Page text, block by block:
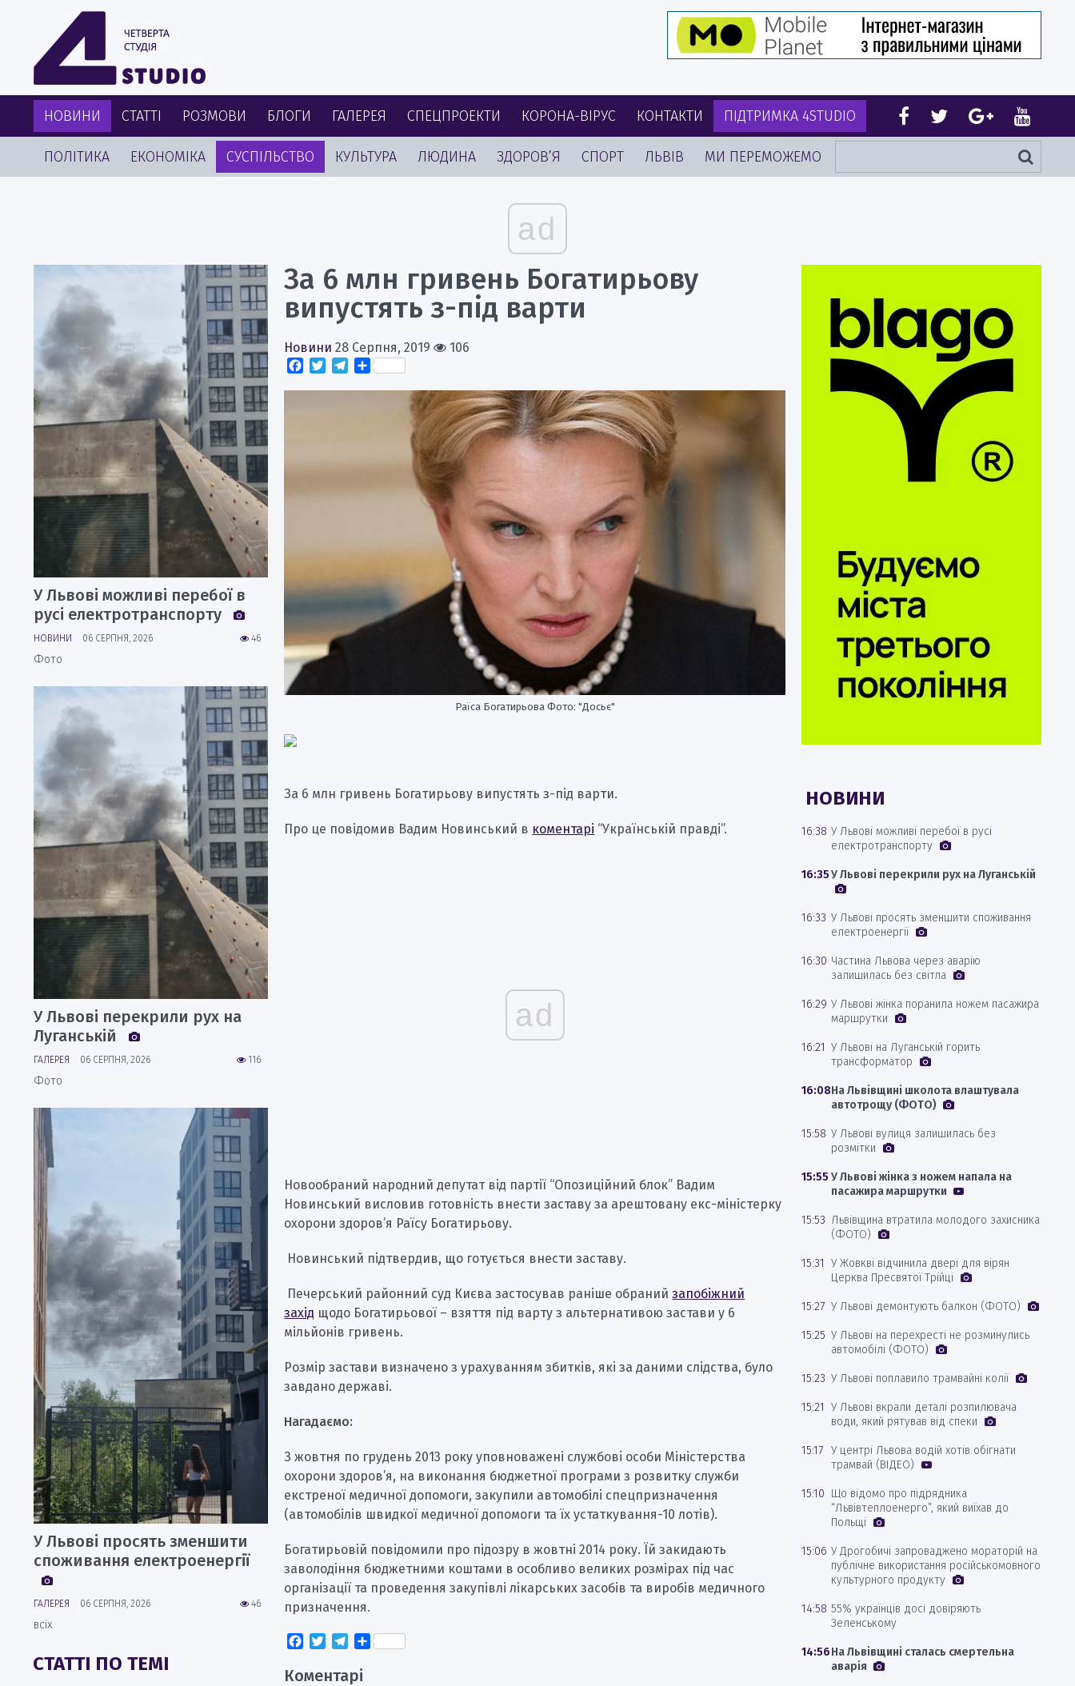
НОВИНИ СТАТТІ РОЗМОВИ БЛОГИ ГАЛЕРЕЯ СПЕЦПРОЕКТИ КОРОНА-ВІРУС КОНТАКТИ ПІДТРИМКА 4STUDIO
ПОЛІТИКА ЕКОНОМІКА СУСПІЛЬСТВО КУЛЬТУРА ЛЮДИНА ЗДОРОВ’Я СПОРТ ЛЬВІВ МИ ПЕРЕМОЖЕМО
ad
За 6 млн гривень Богатирьову
випустять з-під варти
Новини 28 Серпня, 2019
106
Facebook
TwitterTelegram
Поділитися
Раїса Богатирьова Фото: "Досьє"
За 6 млн гривень Богатирьову випустять з-під варти.
Про це повідомив Вадим Новинський в коментарі “Українській правді”.
ad
Новообраний народний депутат від партії “Опозиційний блок” Вадим
Новинський висловив готовність внести заставу за арештовану екс-міністерку
охорони здоров’я Раїсу Богатирьову.
Новинський підтвердив, що готується внести заставу.
Печерський районний суд Києва застосував раніше обранийзапобіжний
захід щодо Богатирьової – взяття під варту з альтернативою застави у 6
мільйонів гривень.
Розмір застави визначено з урахуванням збитків, які за даними слідства, було
завдано державі.
Нагадаємо:
З жовтня по грудень 2013 року уповноважені службові особи Міністерства
охорони здоров’я, на виконання бюджетної програми з розвитку служби
екстреної медичної допомоги, закупили автомобілі спецпризначення
(автомобілів швидкої медичної допомоги та їх устаткування-10 лотів).
Богатирьовій повідомили про підозру в жовтні 2014 року. Їй закидають
заволодіння бюджетними коштами в особливо великих розмірах під час
організації та проведення закупівлі лікарських засобів та виробів медичного
призначення.
Facebook
TwitterTelegram
Поділитися
Коментарі
У Львові можливі перебої в
русі електротранспорту
46
НОВИНИ 06 СЕРПНЯ, 2026
Фото
У Львові перекрили рух на
Луганській
116
ГАЛЕРЕЯ 06 СЕРПНЯ, 2026
Фото
У Львові просять зменшити
споживання електроенергії
46
ГАЛЕРЕЯ 06 СЕРПНЯ, 2026
всіх
СТАТТІ ПО ТЕМІ
НОВИНИ
16:38 У Львові можливі перебої в русі
електротранспорту
16:35У Львові перекрили рух на Луганській
16:33 У Львові просять зменшити споживання
електроенергії
16:30 Частина Львова через аварію
залишилась без світла
16:29 У Львові жінка поранила ножем пасажира
маршрутки
16:21 У Львові на Луганській горить
трансформатор
16:08На Львівщині школота влаштувала
автотрощу (ФОТО)
15:58 У Львові вулиця залишилась без
розмітки
15:55 У Львові жінка з ножем напала на
пасажира маршрутки
15:53 Львівщина втратила молодого захисника
(ФОТО)
15:31 У Жовкві відчинила двері для вірян
Церква Пресвятої Трійці
15:27 У Львові демонтують балкон (ФОТО)
15:25 У Львові на перехресті не розминулись
автомобілі (ФОТО)
15:23 У Львові поплавило трамвайні колії
15:21 У Львові вкрали деталі розпилювача
води, який рятував від спеки
15:17 У центрі Львова водій хотів обігнати
трамвай (ВІДЕО)
15:10 Що відомо про підрядника
“Львівтеплоенерго”, який виїхав до
Польщі
15:06 У Дрогобичі запроваджено мораторій на
публічне використання російськомовного
культурного продукту
14:58 55% українців досі довіряють
Зеленському
14:56На Львівщині сталась смертельна
аварія